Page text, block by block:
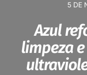
5 DE
Azul
limpeza